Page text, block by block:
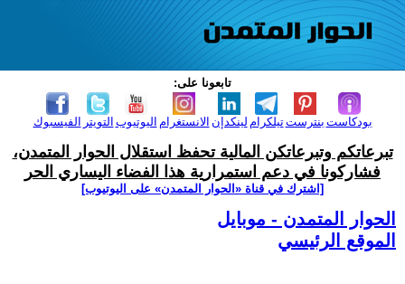
تابعونا على:
الفيسبوك التويتر اليوتيوب الانستغرام لينكدإن تيلكرامبنترست بودكاست
تبرعاتكم وتبرعاتكن المالية تحفظ استقلال الحوار المتمدن،
فشاركونا في دعم استمرارية هذا الفضاء اليساري الحر
[اشترك في قناة ‫«الحوار المتمدن» على اليوتيوب]
الحوار المتمدن - موبايل
الموقع الرئيسي